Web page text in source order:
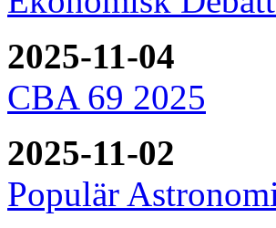
2025-11-04
CBA 69 2025
2025-11-02
Populär